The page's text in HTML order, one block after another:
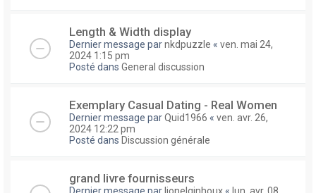
Length & Width display
Dernier message parnkdpuzzle « ven. mai 24,
2024 1:15 pm
Posté dans General discussion
Exemplary Сasual Dating - Real Women
Dernier message parQuid1966 « ven. avr. 26,
2024 12:22 pm
Posté dans Discussion générale
grand livre fournisseurs